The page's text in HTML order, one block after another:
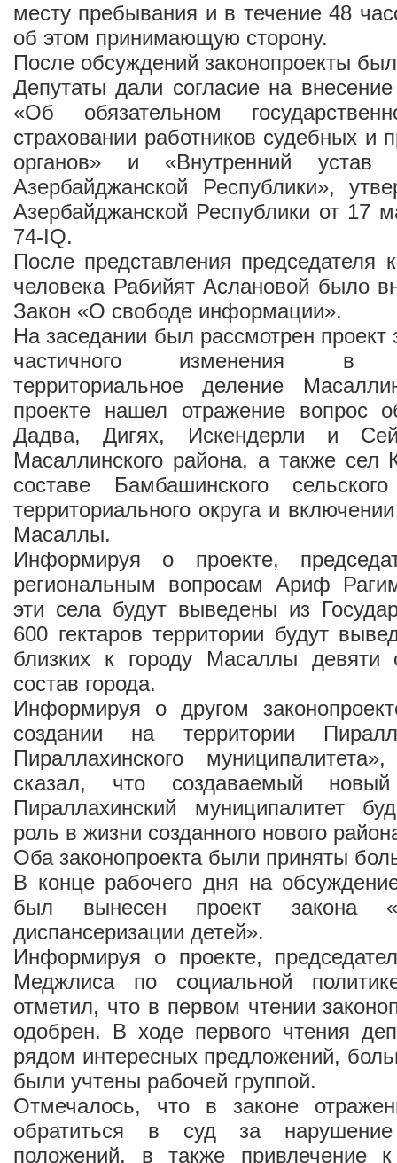
месту пребывания и в течение 48
об этом принимающую сторону.
После обсуждений законопроекты
Депутаты дали согласие на
«Об обязательном
страховании работников судебных и
органов» и «Внутренний
Азербайджанской Республики»,
Азербайджанской Республики от 17
74-IQ.
После представления председателя
человека Рабийят Аслановой было
Закон «О свободе информации».
На заседании был рассмотрен проект
частичного изменения в
территориальное деление
проекте нашел отражение вопрос
Дадва, Дигях, Искендерли и
Масаллинского района, а также сел
составе Бамбашинского
территориального округа и
Масаллы.
Информируя о проекте,
региональным вопросам Ариф
эти села будут выведены из
600 гектаров территории будут
близких к городу Масаллы
состав города.
Информируя о другом
создании на территории
Пираллахинского
сказал, что создаваемый новый
Пираллахинский муниципалитет
роль в жизни созданного нового
Оба законопроекта были приняты
В конце рабочего дня на
был вынесен проект закона
диспансеризации детей».
Информируя о проекте,
Меджлиса по социальной
отметил, что в первом чтении
одобрен. В ходе первого чтения
рядом интересных предложений,
были учтены рабочей группой.
Отмечалось, что в законе
обратиться в суд за нарушение
положений, в также привлечение к